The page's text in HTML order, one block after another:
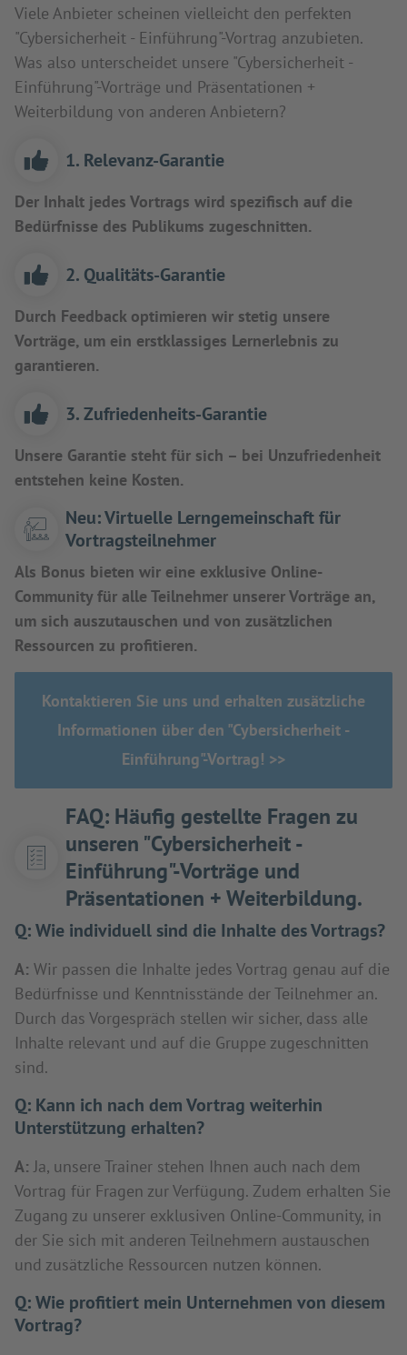
Viele Anbieter scheinen vielleicht den perfekten
"Cybersicherheit - Einführung"-Vortrag anzubieten.
Was also unterscheidet unsere "Cybersicherheit -
Einführung"-Vorträge und Präsentationen +
Weiterbildung von anderen Anbietern?
1. Relevanz-Garantie
Der Inhalt jedes Vortrags wird spezifisch auf die
Bedürfnisse des Publikums zugeschnitten.
2. Qualitäts-Garantie
Durch Feedback optimieren wir stetig unsere
Vorträge, um ein erstklassiges Lernerlebnis zu
garantieren.
3. Zufriedenheits-Garantie
Unsere Garantie steht für sich – bei Unzufriedenheit
entstehen keine Kosten.
Neu: Virtuelle Lerngemeinschaft für
Vortragsteilnehmer
Als Bonus bieten wir eine exklusive Online-
Community für alle Teilnehmer unserer Vorträge an,
um sich auszutauschen und von zusätzlichen
Ressourcen zu profitieren.
Kontaktieren Sie uns und erhalten zusätzliche
Informationen über den "Cybersicherheit -
Einführung"-Vortrag! >>
FAQ: Häufig gestellte Fragen zu
unseren "Cybersicherheit -
Einführung"-Vorträge und
Präsentationen + Weiterbildung.
Q:Wie individuell sind die Inhalte des Vortrags?
A: Wir passen die Inhalte jedes Vortrag genau auf die
Bedürfnisse und Kenntnisstände der Teilnehmer an.
Durch das Vorgespräch stellen wir sicher, dass alle
Inhalte relevant und auf die Gruppe zugeschnitten
sind.
Q: Kann ich nach dem Vortrag weiterhin
Unterstützung erhalten?
A: Ja, unsere Trainer stehen Ihnen auch nach dem
Vortrag für Fragen zur Verfügung. Zudem erhalten Sie
Zugang zu unserer exklusiven Online-Community, in
der Sie sich mit anderen Teilnehmern austauschen
und zusätzliche Ressourcen nutzen können.
Q:Wie profitiert mein Unternehmen von diesem
Vortrag?